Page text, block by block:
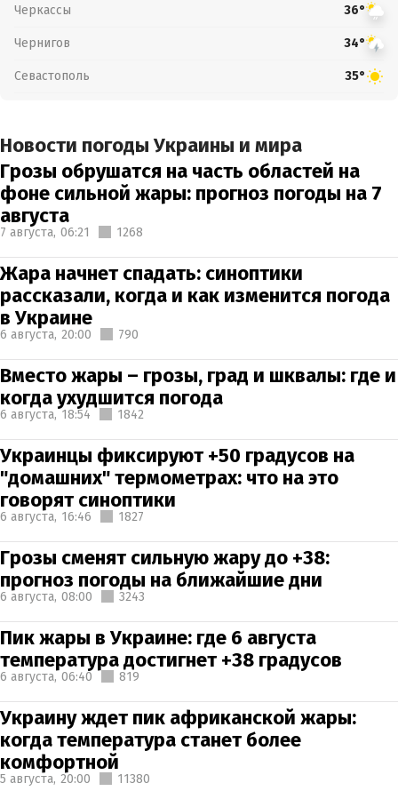
Черкассы 36°
Чернигов 34°
Севастополь 35°
Новости погоды Украины и мира
Грозы обрушатся на часть областей на
фоне сильной жары: прогноз погоды на 7
августа
7 августа, 06:21 1268
Жара начнет спадать: синоптики
рассказали, когда и как изменится погода
в Украине
6 августа, 20:00 790
Вместо жары – грозы, град и шквалы: где и
когда ухудшится погода
6 августа, 18:54 1842
Украинцы фиксируют +50 градусов на
"домашних" термометрах: что на это
говорят синоптики
6 августа, 16:46 1827
Грозы сменят сильную жару до +38:
прогноз погоды на ближайшие дни
6 августа, 08:00 3243
Пик жары в Украине: где 6 августа
температура достигнет +38 градусов
6 августа, 06:40 819
Украину ждет пик африканской жары:
когда температура станет более
комфортной
5 августа, 20:00 11380